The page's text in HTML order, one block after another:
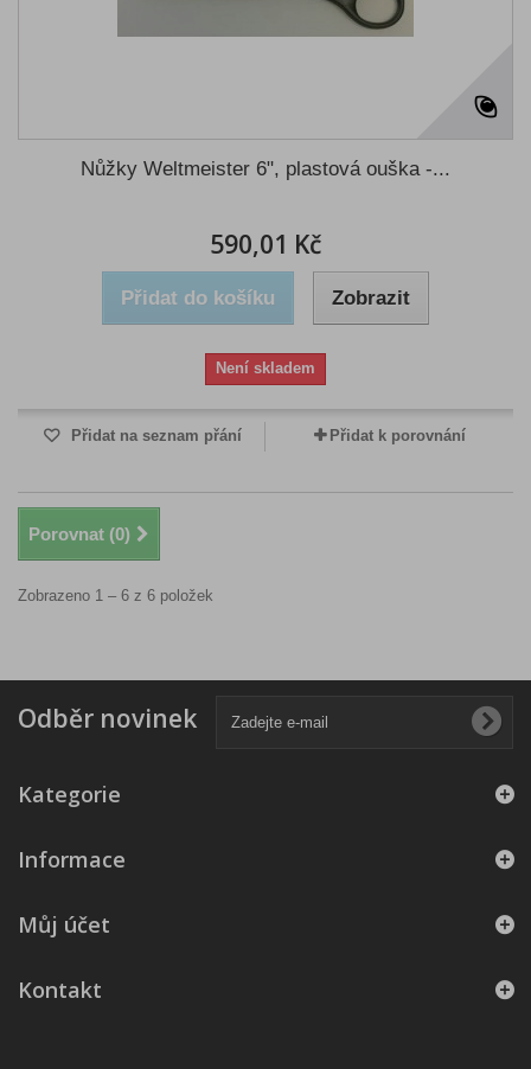
Nůžky Weltmeister 6", plastová ouška -...
590,01 Kč
Přidat do košíku Zobrazit
Není skladem
Přidat na seznam přání Přidat k porovnání
Porovnat (0)
Zobrazeno 1 – 6 z 6 položek
Odběr novinek
Kategorie
Informace
Můj účet
Kontakt